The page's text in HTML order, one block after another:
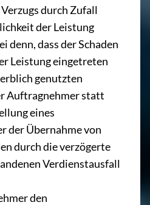
durch Zufall
der Leistung
denn, dass der Schaden
Leistung eingetreten
genutzten
Auftragnehmer statt
eines
der Übernahme von
durch die verzögerte
Verdienstausfall
den